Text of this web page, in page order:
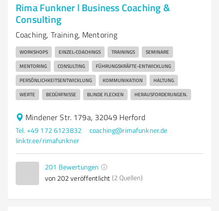
Rima Funkner l Business Coaching &
Consulting
Coaching, Training, Mentoring
WORKSHOPS EINZEL-COACHINGS TRAININGS SEMINARE
MENTORING CONSULTING FÜHRUNGSKRÄFTE-ENTWICKLUNG
PERSÖNLICHKEITSENTWICKLUNG KOMMUNIKATION HALTUNG
WERTE BEDÜRFNISSE BLINDE FLECKEN HERAUSFORDERUNGEN.
Mindener Str. 179a, 32049 Herford
Tel. +49 172 6123832
coaching@rimafunkner.de
linktr.ee/rimafunkner
201 Bewertungen
von 202 veröffentlicht (2 Quellen)